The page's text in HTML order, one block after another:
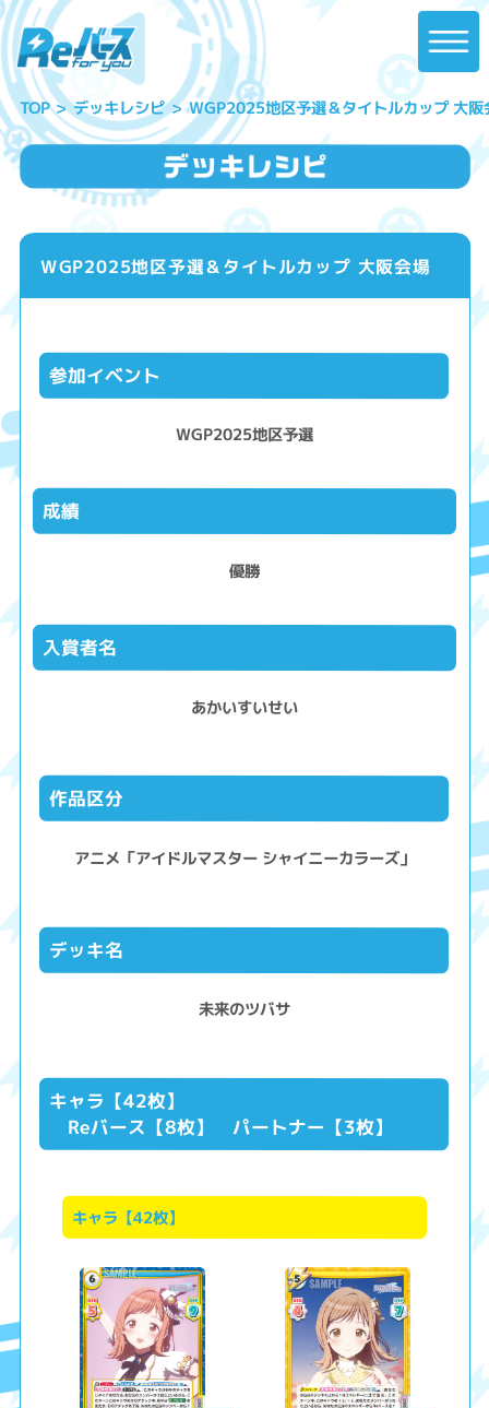
TOP デッキレシピ WGP2025地区予選＆タイトルカップ 大阪
WGP2025地区予選＆タイトルカップ 大阪会場
参加イベント
WGP2025地区予選
成績
優勝
入賞者名
あかいすいせい
作品区分
アニメ「アイドルマスター シャイニーカラーズ」
デッキ名
未来のツバサ
キャラ【42枚】
Reバース【8枚】 パートナー【3枚】
キャラ【42枚】